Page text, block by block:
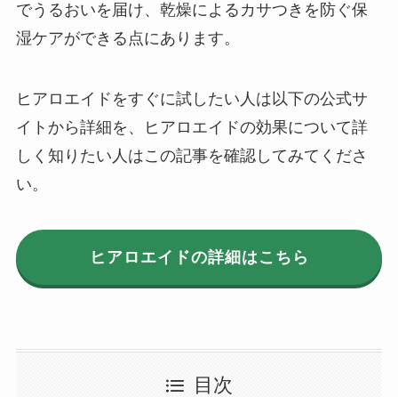
でうるおいを届け、乾燥によるカサつきを防ぐ保
湿ケアができる点にあります。
ヒアロエイドをすぐに試したい人は以下の公式サ
イトから詳細を、ヒアロエイドの効果について詳
しく知りたい人はこの記事を確認してみてくださ
い。
ヒアロエイドの詳細はこちら
目次